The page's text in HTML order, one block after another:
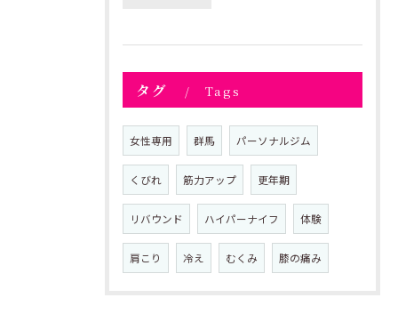
タグ Tags
女性専用 群馬 パーソナルジム
くびれ 筋力アップ 更年期
リバウンド ハイパーナイフ 体験
肩こり 冷え むくみ 膝の痛み